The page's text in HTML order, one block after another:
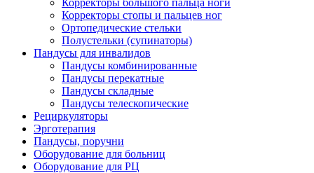
Корректоры большого пальца ноги
Корректоры стопы и пальцев ног
Ортопедические стельки
Полустельки (супинаторы)
Пандусы для инвалидов
Пандусы комбинированные
Пандусы перекатные
Пандусы складные
Пандусы телескопические
Рециркуляторы
Эрготерапия
Пандусы, поручни
Оборудование для больниц
Оборудование для РЦ